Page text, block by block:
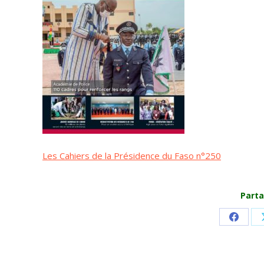
Les Cahiers de la Présidence du Faso n°250
Share